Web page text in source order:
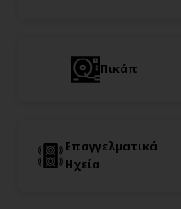
Πικάπ
Επαγγελματικά
Ηχεία